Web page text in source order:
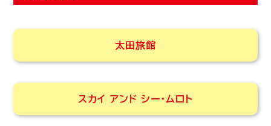
太田旅館
スカイ アンド シー・ムロト